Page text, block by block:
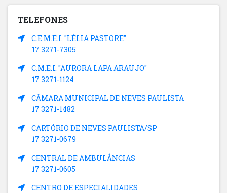
TELEFONES
C.E.M.E.I. "LÉLIA PASTORE"
17 3271-7305
C.M.E.I. "AURORA LAPA ARAUJO"
17 3271-1124
CÂMARA MUNICIPAL DE NEVES PAULISTA
17 3271-1482
CARTÓRIO DE NEVES PAULISTA/SP
17 3271-0679
CENTRAL DE AMBULÂNCIAS
17 3271-0605
CENTRO DE ESPECIALIDADES